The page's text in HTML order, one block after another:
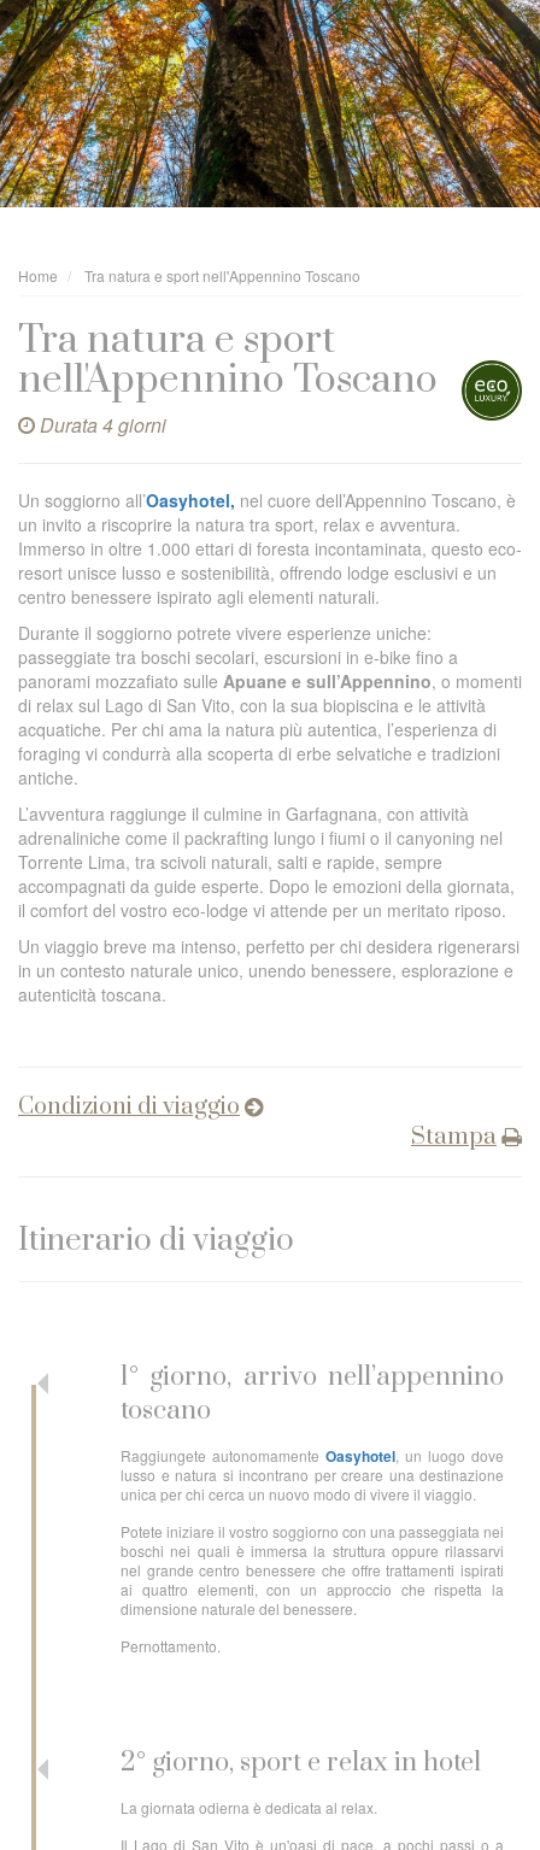
Home Tra natura e sport nell'Appennino Toscano
Tra natura e sport
nell'Appennino Toscano
Durata 4 giorni
Un soggiorno all’Oasyhotel, nel cuore dell’Appennino Toscano, è
un invito a riscoprire la natura tra sport, relax e avventura.
Immerso in oltre 1.000 ettari di foresta incontaminata, questo eco-
resort unisce lusso e sostenibilità, offrendo lodge esclusivi e un
centro benessere ispirato agli elementi naturali.
Durante il soggiorno potrete vivere esperienze uniche:
passeggiate tra boschi secolari, escursioni in e-bike fino a
panorami mozzafiato sulle Apuane e sull’Appennino, o momenti
di relax sul Lago di San Vito, con la sua biopiscina e le attività
acquatiche. Per chi ama la natura più autentica, l’esperienza di
foraging vi condurrà alla scoperta di erbe selvatiche e tradizioni
antiche.
L’avventura raggiunge il culmine in Garfagnana, con attività
adrenaliniche come il packrafting lungo i fiumi o il canyoning nel
Torrente Lima, tra scivoli naturali, salti e rapide, sempre
accompagnati da guide esperte. Dopo le emozioni della giornata,
il comfort del vostro eco-lodge vi attende per un meritato riposo.
Un viaggio breve ma intenso, perfetto per chi desidera rigenerarsi
in un contesto naturale unico, unendo benessere, esplorazione e
autenticità toscana.
Condizioni di viaggio
Stampa
Itinerario di viaggio
1° giorno, arrivo nell’appennino
toscano
Raggiungete autonomamente Oasyhotel , un luogo dove
lusso e natura si incontrano per creare una destinazione
unica per chi cerca un nuovo modo di vivere il viaggio.
Potete iniziare il vostro soggiorno con una passeggiata nei
boschi nei quali è immersa la struttura oppure rilassarvi
nel grande centro benessere che offre trattamenti ispirati
ai quattro elementi, con un approccio che rispetta la
dimensione naturale del benessere.
Pernottamento.
2° giorno, sport e relax in hotel
La giornata odierna è dedicata al relax.
Il Lago di San Vito è un'oasi di pace, a pochi passi o a